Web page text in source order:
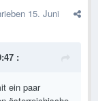
15. Juni
:
ein paar